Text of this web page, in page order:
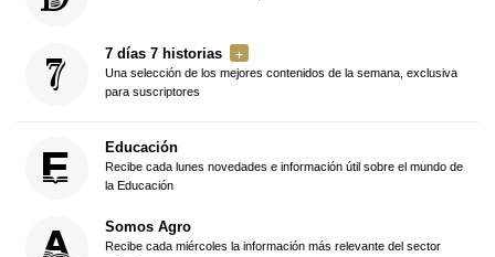
7 días 7 historias
Una selección de los mejores contenidos de la semana, exclusiva
para suscriptores
Educación
Recibe cada lunes novedades e información útil sobre el mundo de
la Educación
Somos Agro
Recibe cada miércoles la información más relevante del sector